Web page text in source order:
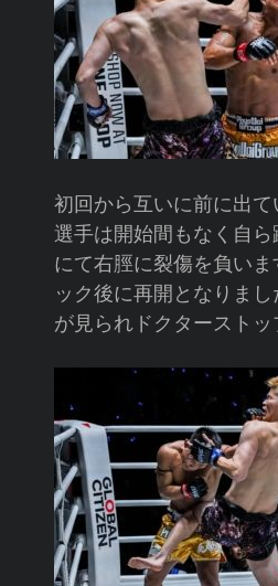
初回から互いに前に出
選手は開始間もなく自
にて右脛に裂傷を負い
ック後に再開となりま
が見られドクタースト